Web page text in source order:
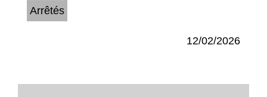
Arrêtés
12/02/2026